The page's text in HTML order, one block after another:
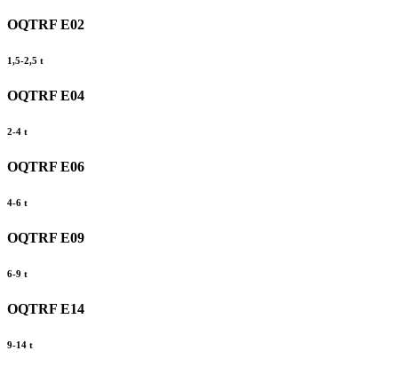
OQTRF E02
1,5-2,5 t
OQTRF E04
2-4 t
OQTRF E06
4-6 t
OQTRF E09
6-9 t
OQTRF E14
9-14 t